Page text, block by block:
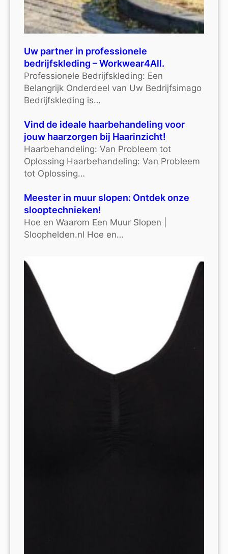
Uw partner in professionele
bedrijfskleding – Workwear4All.
Professionele Bedrijfskleding: Een
Belangrijk Onderdeel van Uw Bedrijfsimago
Bedrijfskleding is…
Vind de ideale haarbehandeling voor
jouw haarzorgen bij Haarinzicht!
Haarbehandeling: Van Probleem tot
Oplossing Haarbehandeling: Van Probleem
tot Oplossing…
Meester in muur slopen: Ontdek onze
slooptechnieken!
Hoe en Waarom Een Muur Slopen |
Sloophelden.nl Hoe en…